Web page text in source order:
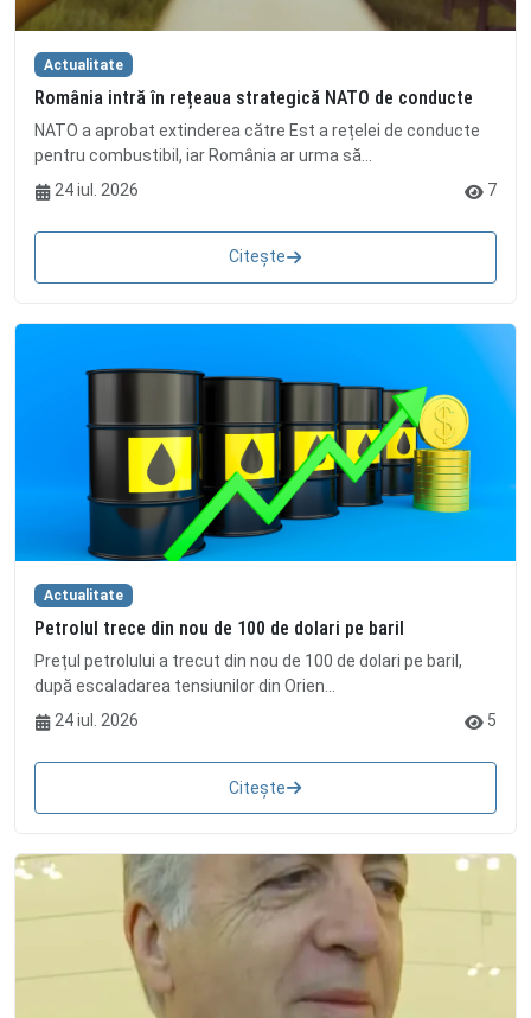
Actualitate
România intră în rețeaua strategică NATO de conducte
NATO a aprobat extinderea către Est a rețelei de conducte
pentru combustibil, iar România ar urma să...
24 iul. 2026
7
Citește
Actualitate
Petrolul trece din nou de 100 de dolari pe baril
Prețul petrolului a trecut din nou de 100 de dolari pe baril,
după escaladarea tensiunilor din Orien...
24 iul. 2026
5
Citește